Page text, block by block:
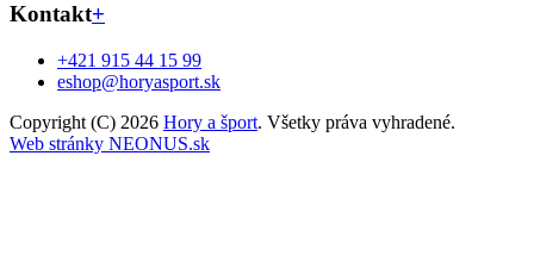
Kontakt+
+421 915 44 15 99
eshop@horyasport.sk
Copyright (C) 2026 Hory a šport. Všetky práva vyhradené.
Web stránky NEONUS.sk